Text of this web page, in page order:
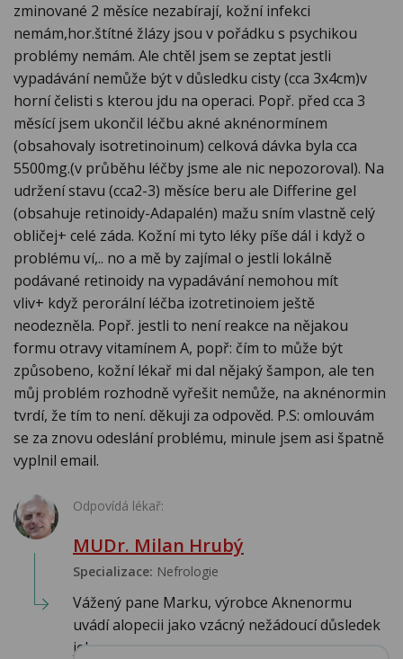
zminované 2 měsíce nezabírají, kožní infekci
nemám,hor.štítné žlázy jsou v pořádku s psychikou
problémy nemám. Ale chtěl jsem se zeptat jestli
vypadávání nemůže být v důsledku cisty (cca 3x4cm)v
horní čelisti s kterou jdu na operaci. Popř. před cca 3
měsící jsem ukončil léčbu akné aknénormínem
(obsahovaly isotretinoinum) celková dávka byla cca
5500mg.(v průběhu léčby jsme ale nic nepozoroval). Na
udržení stavu (cca2-3) měsíce beru ale Differine gel
(obsahuje retinoidy-Adapalén) mažu sním vlastně celý
obličej+ celé záda. Kožní mi tyto léky píše dál i když o
problému ví,.. no a mě by zajímal o jestli lokálně
podávané retinoidy na vypadávání nemohou mít
vliv+ když perorální léčba izotretinoiem ještě
neodezněla. Popř. jestli to není reakce na nějakou
formu otravy vitamínem A, popř: čím to může být
způsobeno, kožní lékař mi dal nějaký šampon, ale ten
můj problém rozhodně vyřešit nemůže, na aknénormin
tvrdí, že tím to není. děkuji za odpověd. P.S: omlouvám
se za znovu odeslání problému, minule jsem asi špatně
vyplnil email.
Odpovídá lékař:
MUDr. Milan Hrubý
Specializace: Nefrologie
Vážený pane Marku, výrobce Aknenormu
uvádí alopecii jako vzácný nežádoucí důsledek
jeho ...